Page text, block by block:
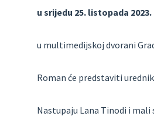
u srijedu 25. listopada
u multimedijskoj dvorani
Roman će predstaviti
Nastupaju Lana Tinodi i